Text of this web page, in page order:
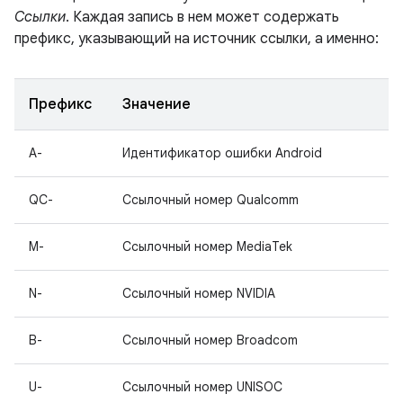
Ссылки. Каждая запись в нем может содержать
префикс, указывающий на источник ссылки, а именно:
Префикс Значение
A- Идентификатор ошибки Android
QC- Ссылочный номер Qualcomm
M- Ссылочный номер MediaTek
N- Ссылочный номер NVIDIA
B- Ссылочный номер Broadcom
U- Ссылочный номер UNISOC